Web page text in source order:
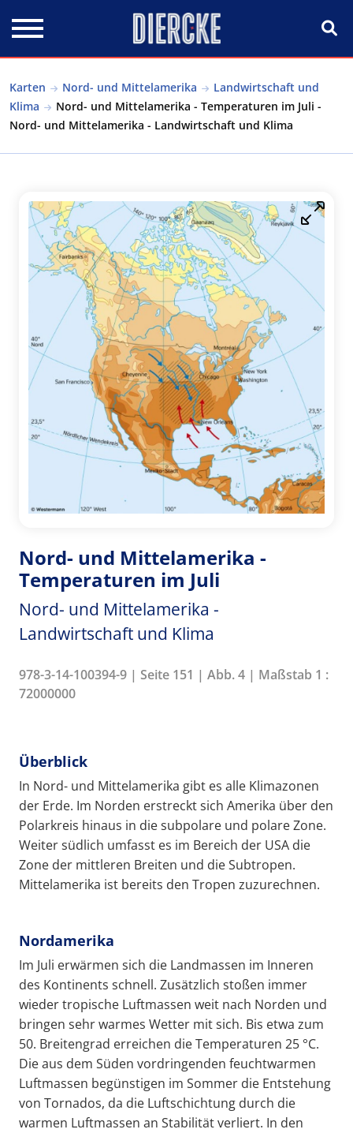
Karten Nord- und Mittelamerika
Landwirtschaft und
Klima
Nord- und Mittelamerika - Temperaturen im Juli -
Nord- und Mittelamerika - Landwirtschaft und Klima
Nord- und Mittelamerika -
Temperaturen im Juli
Nord- und Mittelamerika -
Landwirtschaft und Klima
978-3-14-100394-9 | Seite 151 | Abb. 4 | Maßstab 1 :
72000000
Überblick
In Nord- und Mittelamerika gibt es alle Klimazonen
der Erde. Im Norden erstreckt sich Amerika über den
Polarkreis hinaus in die subpolare und polare Zone.
Weiter südlich umfasst es im Bereich der USA die
Zone der mittleren Breiten und die Subtropen.
Mittelamerika ist bereits den Tropen zuzurechnen.
Nordamerika
Im Juli erwärmen sich die Landmassen im Inneren
des Kontinents schnell. Zusätzlich stoßen immer
wieder tropische Luftmassen weit nach Norden und
bringen sehr warmes Wetter mit sich. Bis etwa zum
50. Breitengrad erreichen die Temperaturen 25 °C.
Die aus dem Süden vordringenden feuchtwarmen
Luftmassen begünstigen im Sommer die Entstehung
von Tornados, da die Luftschichtung durch die
warmen Luftmassen an Stabilität verliert. In den